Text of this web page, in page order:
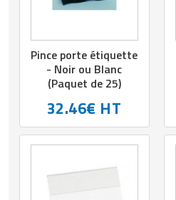
Pince porte étiquette
- Noir ou Blanc
(Paquet de 25)
32.46€ HT